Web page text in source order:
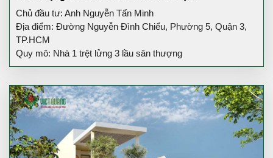
Chủ đầu tư: Anh Nguyễn Tấn Minh
Địa điểm: Đường Nguyễn Đình Chiểu, Phường 5, Quận 3,
TP.HCM
Quy mô: Nhà 1 trệt lửng 3 lầu sân thượng